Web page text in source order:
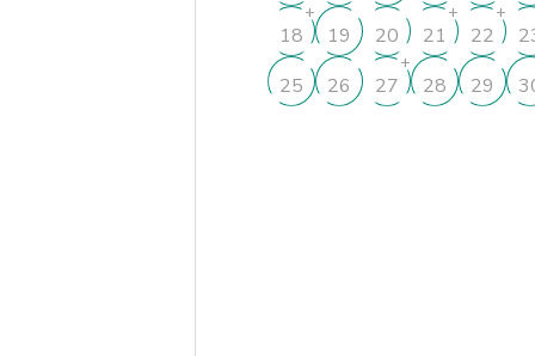
18
+
19 20 21
+
22
+
25
26 27
+
28 29